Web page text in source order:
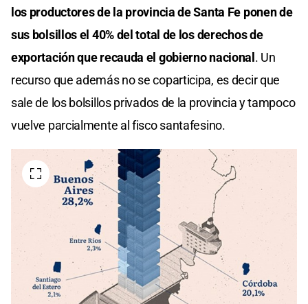
los productores de la provincia de Santa Fe ponen de
sus bolsillos el 40% del total de los derechos de
exportación que recauda el gobierno nacional . Un
recurso que además no se coparticipa, es decir que
sale de los bolsillos privados de la provincia y tampoco
vuelve parcialmente al fisco santafesino.